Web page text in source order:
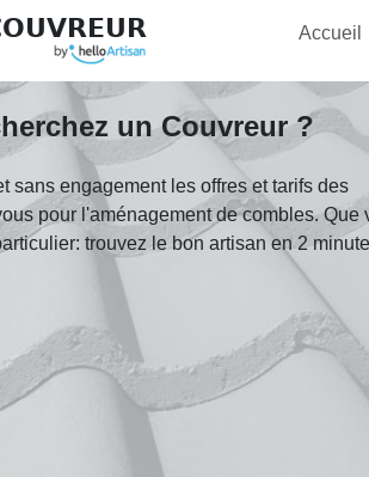
Accueil
un Couvreur ?
sans engagement les offres et tarifs des
pour l'aménagement de combles. Que
trouvez le bon artisan en 2